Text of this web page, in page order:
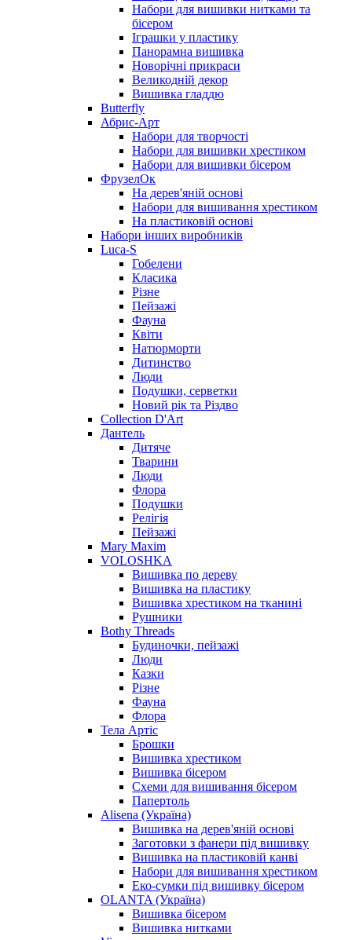
Набори для вишивки нитками та
бісером
Іграшки у пластику
Панорамна вишивка
Новорічні прикраси
Великодній декор
Вишивка гладдю
Butterfly
Абрис-Арт
Набори для творчості
Набори для вишивки хрестиком
Набори для вишивки бісером
ФрузелОк
На дерев'яній основі
Набори для вишивання хрестиком
На пластиковій основі
Набори інших виробників
Luca-S
Гобелени
Класика
Різне
Пейзажі
Фауна
Квіти
Натюрморти
Дитинство
Люди
Подушки, серветки
Новий рік та Різдво
Collection D'Art
Дантель
Дитяче
Тварини
Люди
Флора
Подушки
Релігія
Пейзажі
Mary Maxim
VOLOSHKA
Вишивка по дереву
Вишивка на пластику
Вишивка хрестиком на тканині
Рушники
Bothy Threads
Будиночки, пейзажі
Люди
Казки
Різне
Фауна
Флора
Тела Артіс
Брошки
Вишивка хрестиком
Вишивка бісером
Схеми для вишивання бісером
Папертоль
Alisena (Україна)
Вишивка на дерев'яній основі
Заготовки з фанери під вишивку
Вишивка на пластиковій канві
Набори для вишивання хрестиком
Еко-сумки під вишивку бісером
OLANTA (Україна)
Вишивка бісером
Вишивка нитками